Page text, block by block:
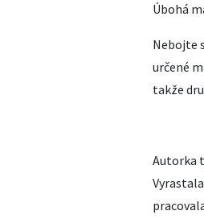
Úbohá
Nebojte
určené
takže
Autorka